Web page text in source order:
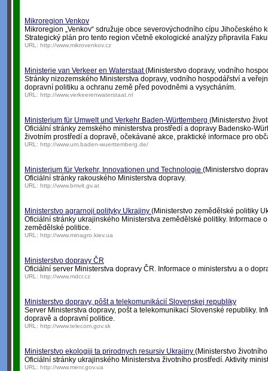
Mikroregion Venkov
Mikroregion „Venkov“ sdružuje obce severovýchodního cípu Jihočeského
Strategický plán pro tento region včetně ekologické analýzy připravila
URL: http://www.mikrovenkov.cz
Ministerie van Verkeer en Waterstaat(Ministerstvo dopravy, vodního
Stránky nizozemského Ministerstva dopravy, vodního hospodářství a
dopravní politiku a ochranu země před povodněmi a vysycháním.
URL: http://www.verkeerenwaterstaat.nl
Ministerium für Umwelt und Verkehr Baden-Württemberg (Ministerstvo
Oficiální stránky zemského ministerstva prostředí a dopravy Badensko-
životním prostředí a dopravě, očekávané akce, praktické informace pro
URL: http://www.um.baden-wuerttemberg.de/
Ministerium für Verkehr, Innovationen und Technologie (Ministerstvo
Oficiální stránky rakouského Ministerstva dopravy.
URL: http://www.bmvit.gv.at
Ministerstvo agrarnoji polityky Ukrajiny (Ministerstvo zemědělské politiky
Oficiální stránky ukrajinského Ministerstva zemědělské politiky. Informace
zemědělské politice.
URL: http://www.minagro.kiev.ua
Ministerstvo dopravy ČR
Oficiální server Ministerstva dopravy ČR. Informace o ministerstvu a o
URL: http://www.mdcr.cz
Ministerstvo dopravy, pôšt a telekomunikácií Slovenskej republiky
Server Ministerstva dopravy, pošt a telekomunikací Slovenské republiky.
dopravě a dopravní politice.
URL: http://www.telecom.gov.sk
Ministerstvo ekologiji ta prirodnych resursiv Ukrajiny (Ministerstvo
Oficiální stránky ukrajinského Ministerstva životního prostředí. Aktivity
URL: http://www.menr.gov.ua